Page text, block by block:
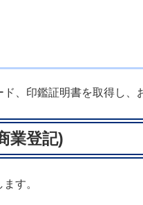
、印鑑証明書を取得し、
業登記)
す。